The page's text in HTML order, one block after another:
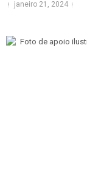
janeiro 21, 2024